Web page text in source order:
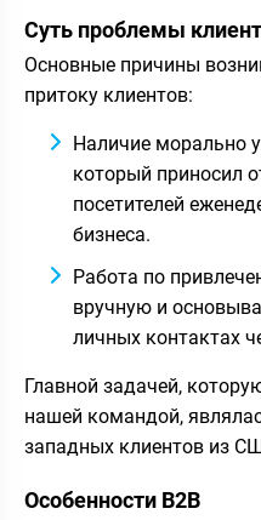
Суть проблемы
Основные причины
притоку клиентов:
Наличие морально
который приносил
посетителей
бизнеса.
Работа по
вручную и
личных контактах
Главной задачей,
нашей командой,
западных клиентов из
Особенности B2B